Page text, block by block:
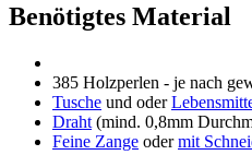
Benötigtes Material
385 Holzperlen - je nach
Tusche und oder
Draht (mind. 0,8mm
Feine Zange odermit